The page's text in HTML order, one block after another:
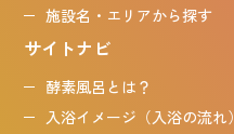
施設名・エリアから探す
サイトナビ
酵素風呂とは？
入浴イメージ（入浴の流れ）